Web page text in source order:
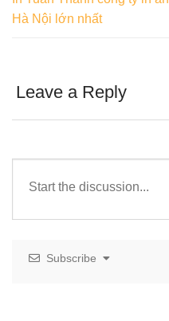
Hà Nội lớn nhất
Leave a Reply
Subscribe